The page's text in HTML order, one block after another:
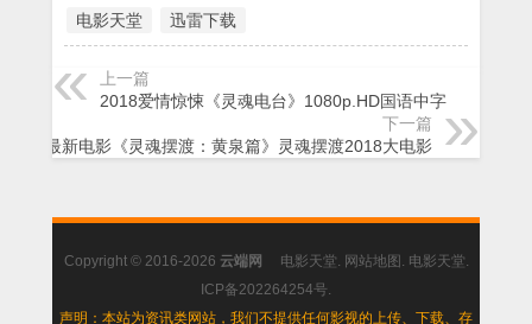
电影天堂 迅雷下载
上一篇
2018爱情惊悚《灵魂电台》1080p.HD国语中字
下一篇
2018最新电影《灵魂摆渡：黄泉篇》灵魂摆渡2018大电影
Copyright © 2016-2026 云端网 电影天堂 网站地图 电影天堂
ICP备202264254号
声明：本站为资讯类网站，我们不提供任何影视的上传、下载、存